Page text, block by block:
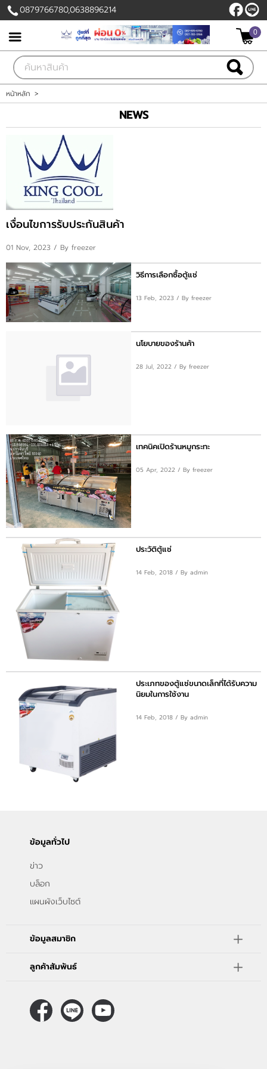
เข้าสู่ระบบ สมัครสมาชิก
สินค้า
ลูกค้าของเรา
แผนกสินค้า
บัญชีผู้ใช้
ติดต่อเรา
ขั้นตอนการสั่งซื้อ
0879766780,0638896214
0
หน้าหลัก >
NEWS
เงื่อนไขการรับประกันสินค้า
01 Nov, 2023 / By freezer
วิธีการเลือกซื้อตู้แช่
13 Feb, 2023 / By freezer
นโยบายของร้านค้า
28 Jul, 2022 / By freezer
เทคนิคเปิดร้านหมูกระทะ
05 Apr, 2022 / By freezer
ประวัติตู้แช่
14 Feb, 2018 / By admin
ประเภทของตู้แช่ขนาดเล็กที่ได้รับความ
นิยมในการใช้งาน
14 Feb, 2018 / By admin
ข้อมูลทั่วไป
ข่าว
บล็อก
แผนผังเว็บไซต์
ข้อมูลสมาชิก
ลูกค้าสัมพันธ์